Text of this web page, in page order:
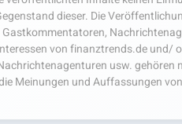
dieser. Die
von finanztrends.de und/
usw.
Meinungen und Auffassungen